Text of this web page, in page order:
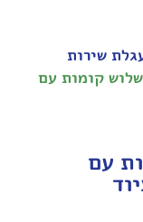
שירות
שלוש קומות עם
עם